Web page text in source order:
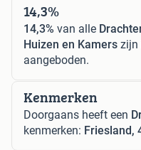
14,3%
14,3% van alle
Huizen en Kamers zijn
aangeboden.
Kenmerken
Doorgaans heeft een
kenmerken: Friesland,